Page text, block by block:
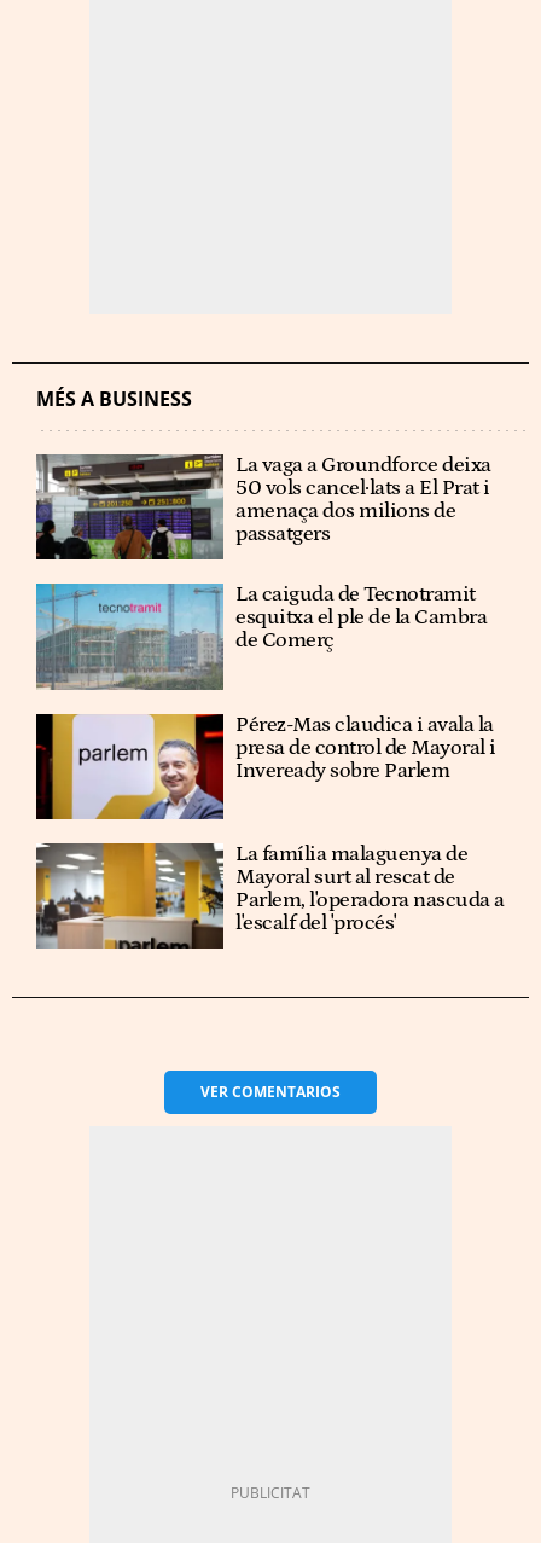
MÉS A BUSINESS
La vaga a Groundforce deixa
50 vols cancel·lats a El Prat i
amenaça dos milions de
passatgers
La caiguda de Tecnotramit
esquitxa el ple de la Cambra
de Comerç
Pérez-Mas claudica i avala la
presa de control de Mayoral i
Inveready sobre Parlem
La família malaguenya de
Mayoral surt al rescat de
Parlem, l'operadora nascuda a
l'escalf del 'procés'
VERCOMENTARIOS